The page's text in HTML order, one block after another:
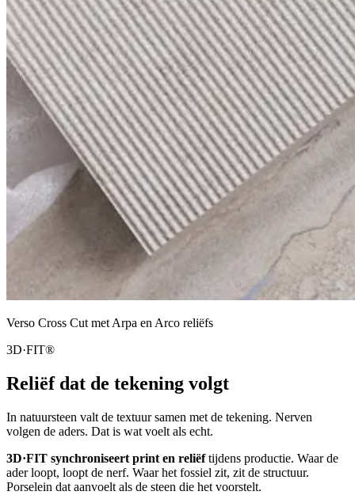
Verso Cross Cut met Arpa en Arco reliëfs
3D·FIT®
Reliëf dat de tekening volgt
In natuursteen valt de textuur samen met de tekening. Nerven
volgen de aders. Dat is wat voelt als echt.
3D·FIT synchroniseert print en reliëftijdens productie. Waar de
ader loopt, loopt de nerf. Waar het fossiel zit, zit de structuur.
Porselein dat aanvoelt als de steen die het voorstelt.